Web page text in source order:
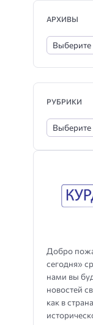
Добро
сегодня»
нами вы
новостей
как в
АРХИВЫ
РУБРИКИ